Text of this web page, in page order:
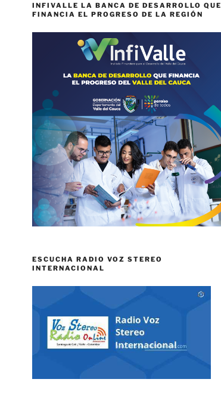
INFIVALLE LA BANCA DE DESARROLLO QUE
FINANCIA EL PROGRESO DE LA REGIÓN
ESCUCHA RADIO VOZ STEREO
INTERNACIONAL